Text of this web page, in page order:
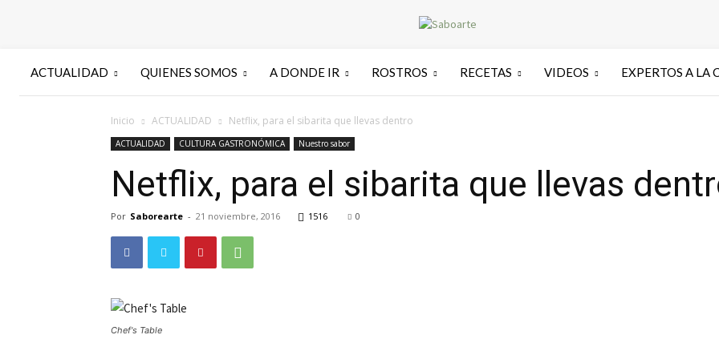
ACTUALIDAD QUIENES SOMOS A DONDE IR ROSTROS RECETAS VIDEOS EXPERTOS A LA
Inicio ACTUALIDAD Netflix, para el sibarita que llevas dentro
ACTUALIDAD CULTURA GASTRONÓMICA Nuestro sabor
Netflix, para el sibarita que llevas
Por Saborearte - 21 noviembre, 2016 1516 0
Chef's Table